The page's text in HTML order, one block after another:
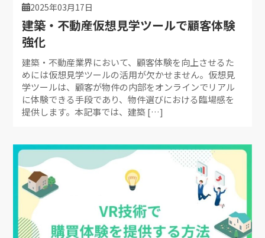
2025年03月17日
建築・不動産仮想見学ツールで顧客体験
強化
建築・不動産業界において、顧客体験を向上させるた
めには仮想見学ツールの活用が欠かせません。仮想見
学ツールは、顧客が物件の内部をオンラインでリアル
に体験できる手段であり、物件選びにおける臨場感を
提供します。本記事では、建築 […]